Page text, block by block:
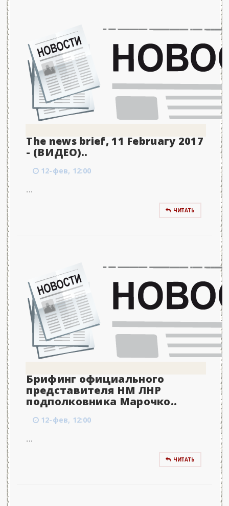
The news brief, 11 Februaгy 2017
- (ВИДЕО)..
12-фев, 12:00
...
ЧИТАТЬ
Брифинг официального
представителя НМ ЛНР
подполковника Марочко..
12-фев, 12:00
...
ЧИТАТЬ